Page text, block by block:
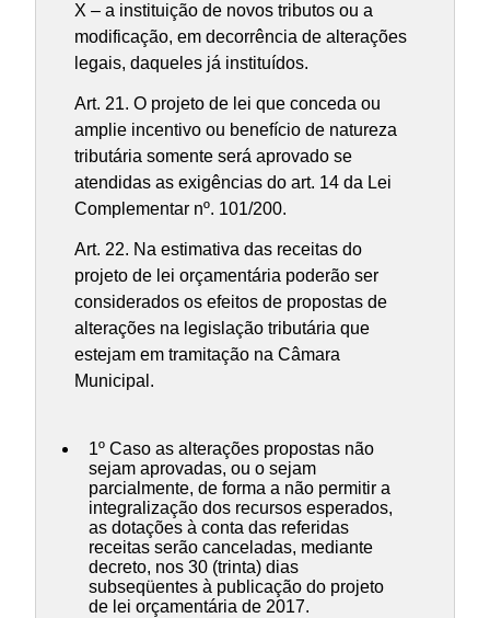
X – a instituição de novos tributos ou a
modificação, em decorrência de alterações
legais, daqueles já instituídos.
Art. 21. O projeto de lei que conceda ou
amplie incentivo ou benefício de natureza
tributária somente será aprovado se
atendidas as exigências do art. 14 da Lei
Complementar nº. 101/200.
Art. 22. Na estimativa das receitas do
projeto de lei orçamentária poderão ser
considerados os efeitos de propostas de
alterações na legislação tributária que
estejam em tramitação na Câmara
Municipal.
1º Caso as alterações propostas não
sejam aprovadas, ou o sejam
parcialmente, de forma a não permitir a
integralização dos recursos esperados,
as dotações à conta das referidas
receitas serão canceladas, mediante
decreto, nos 30 (trinta) dias
subseqüentes à publicação do projeto
de lei orçamentária de 2017.